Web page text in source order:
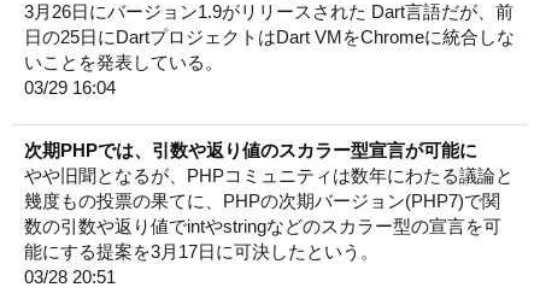
3月26日にバージョン1.9がリリースされた Dart言語だが、前
日の25日にDartプロジェクトはDart VMをChromeに統合しな
いことを発表している。
03/29 16:04
次期PHPでは、引数や返り値のスカラー型宣言が可能に
やや旧聞となるが、PHPコミュニティは数年にわたる議論と
幾度もの投票の果てに、PHPの次期バージョン(PHP7)で関
数の引数や返り値でintやstringなどのスカラー型の宣言を可
能にする提案を3月17日に可決したという。
03/28 20:51